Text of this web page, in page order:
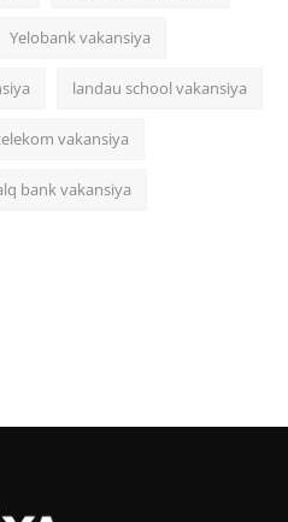
Yelobank vakansiya
landau school vakansiya
vakansiya
bank vakansiya